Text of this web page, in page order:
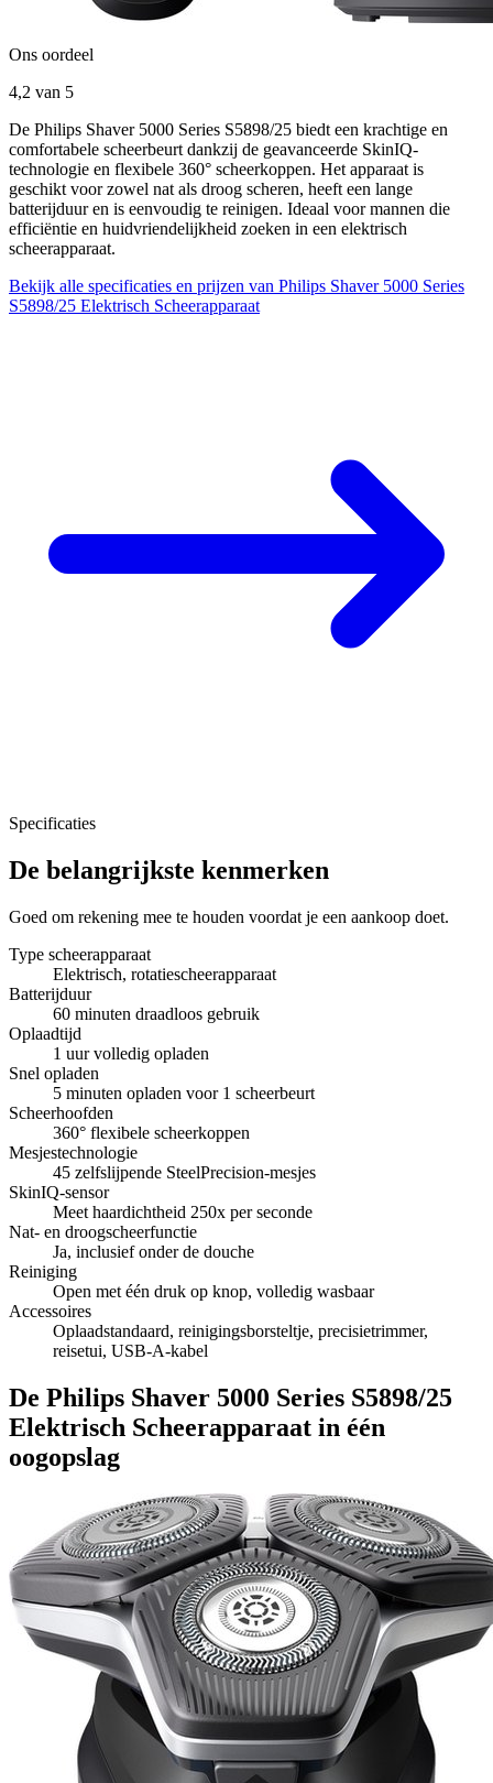
Ons oordeel
4,2 van 5
De Philips Shaver 5000 Series S5898/25 biedt een krachtige en
comfortabele scheerbeurt dankzij de geavanceerde SkinIQ-
technologie en flexibele 360° scheerkoppen. Het apparaat is
geschikt voor zowel nat als droog scheren, heeft een lange
batterijduur en is eenvoudig te reinigen. Ideaal voor mannen die
efficiëntie en huidvriendelijkheid zoeken in een elektrisch
scheerapparaat.
Bekijk alle specificaties en prijzen van Philips Shaver 5000 Series
S5898/25 Elektrisch Scheerapparaat
Specificaties
De belangrijkste kenmerken
Goed om rekening mee te houden voordat je een aankoop doet.
Type scheerapparaat
Elektrisch, rotatiescheerapparaat
Batterijduur
60 minuten draadloos gebruik
Oplaadtijd
1 uur volledig opladen
Snel opladen
5 minuten opladen voor 1 scheerbeurt
Scheerhoofden
360° flexibele scheerkoppen
Mesjestechnologie
45 zelfslijpende SteelPrecision-mesjes
SkinIQ-sensor
Meet haardichtheid 250x per seconde
Nat- en droogscheerfunctie
Ja, inclusief onder de douche
Reiniging
Open met één druk op knop, volledig wasbaar
Accessoires
Oplaadstandaard, reinigingsborsteltje, precisietrimmer,
reisetui, USB-A-kabel
De Philips Shaver 5000 Series S5898/25
Elektrisch Scheerapparaat in één
oogopslag